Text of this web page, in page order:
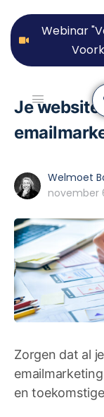
Webinar
Je website
Welmoet
november
Zorgen dat al
en